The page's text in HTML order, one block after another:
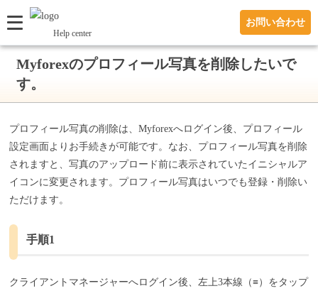
Help center
お問い合わせ
Myforexのプロフィール写真を削除したいで
す。
プロフィール写真の削除は、Myforexへログイン後、プロフィール
設定画面よりお手続きが可能です。なお、プロフィール写真を削除
されますと、写真のアップロード前に表示されていたイニシャルア
イコンに変更されます。プロフィール写真はいつでも登録・削除い
ただけます。
手順1
クライアントマネージャーへログイン後、左上3本線（≡）をタップ